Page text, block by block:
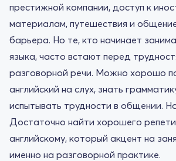
престижной компании, доступ к
материалам, путешествия и
барьера. Но те, кто начинает
языка, часто встают перед
разговорной речи. Можно хорошо
английский на слух, знать
испытывать трудности в общении.
Достаточно найти хорошего
английскому, который акцент на
именно на разговорной практике.